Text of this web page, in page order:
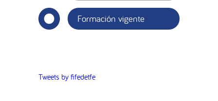
Formación vigente
Tweets by fifedetfe